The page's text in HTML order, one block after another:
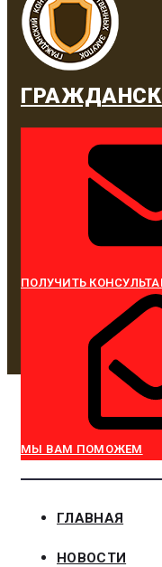
ПОЛУЧИТЬ
МЫ ВАМ ПОМОЖЕМ
ГЛАВНАЯ
НОВОСТИ